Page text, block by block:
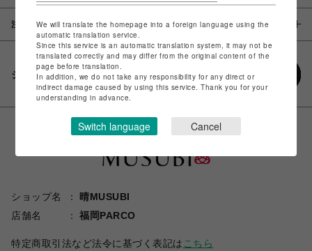
注意事項
シェアする
ショップ名
晴MUSUBI
店舗名
福岡PARCO
特定商取引法など法令に基づく表記は こちら
We will translate the homepage into a foreign language using the
automatic translation service.
Since this service is an automatic translation system, it may not be
translated correctly and may differ from the original content of the
page before translation.
In addition, we do not take any responsibility for any direct or
indirect damage caused by using this service. Thank you for your
understanding in advance.
Switch language Cancel